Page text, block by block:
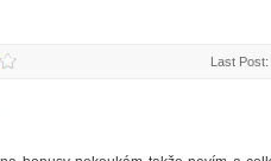
Last Post: